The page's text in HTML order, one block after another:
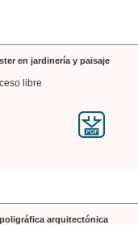
en jardinería y paisaje
libre
arquitectónica